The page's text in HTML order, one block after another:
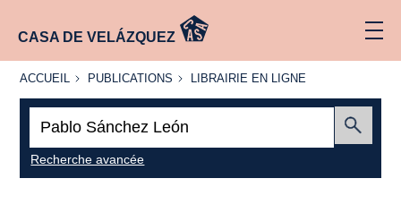
CASA DE VELÁZQUEZ
ACCUEIL
ACCUEIL PUBLICATIONS
PUBLICATIONS
LIBRAIRIE
LIBRAIRIE EN LIGNE
Recherche avancée